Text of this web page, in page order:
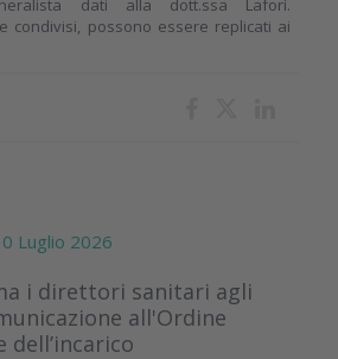
dati alla dott.ssa Laforì.
condivisi, possono essere replicati ai
Luglio 2026
i direttori sanitari agli
all'Ordine
dell’incarico